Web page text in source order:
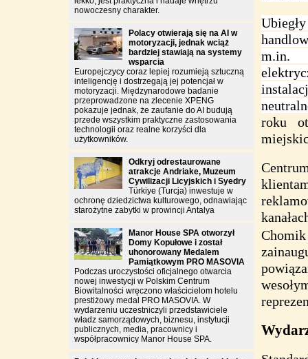
m.in.
roku
nowoczesny charakter.
Polacy otwierają się na AI w
motoryzacji, jednak wciąż
bardziej stawiają na systemy
wsparcia
Europejczycy coraz lepiej rozumieją sztuczną
inteligencję i dostrzegają jej potencjał w
motoryzacji. Międzynarodowe badanie
przeprowadzone na zlecenie XPENG
pokazuje jednak, że zaufanie do AI budują
przede wszystkim praktyczne zastosowania
technologii oraz realne korzyści dla
użytkowników.
Odkryj odrestaurowane
atrakcje Andriake, Muzeum
Cywilizacji Licyjskich i Syedry
Türkiye (Turcja) inwestuje w
ochronę dziedzictwa kulturowego, odnawiając
starożytne zabytki w prowincji Antalya
Manor House SPA otworzył
Domy Kopułowe i został
uhonorowany Medalem
Pamiątkowym PRO MASOVIA
Podczas uroczystości oficjalnego otwarcia
nowej inwestycji w Polskim Centrum
Biowitalności wręczono właścicielom hotelu
prestiżowy medal PRO MASOVIA. W
wydarzeniu uczestniczyli przedstawiciele
władz samorządowych, biznesu, instytucji
publicznych, media, pracownicy i
współpracownicy Manor House SPA.